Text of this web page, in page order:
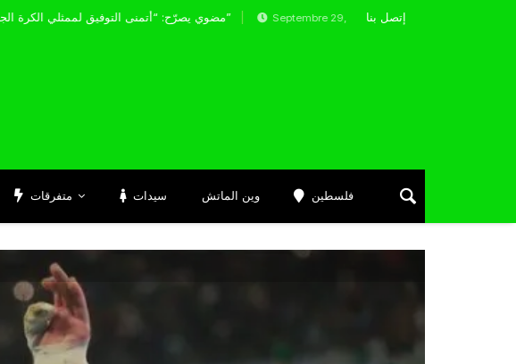
مضوي يصرّح: “أتمنى التوفيق لممثلي الكرة الجزائرية في المسابقات القارية” Septembre 29, 2024 إتصل بنا
متفرقات سيدات وين الماتش فلسطين